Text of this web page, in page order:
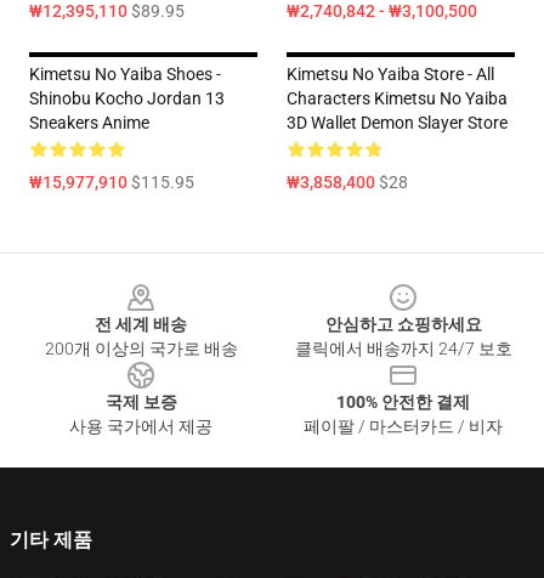
₩12,395,110$89.95 ₩2,740,842 - ₩3,100,500
Kimetsu No Yaiba Shoes -
Shinobu Kocho Jordan 13
Sneakers Anime
₩15,977,910$115.95
Kimetsu No Yaiba Store - All
Characters Kimetsu No Yaiba
3D Wallet Demon Slayer Store
₩3,858,400$28
전 세계 배송
200개 이상의 국가로 배송
안심하고 쇼핑하세요
클릭에서 배송까지 24/7 보호
국제 보증
사용 국가에서 제공
100% 안전한 결제
페이팔 / 마스터카드 / 비자
기타 제품